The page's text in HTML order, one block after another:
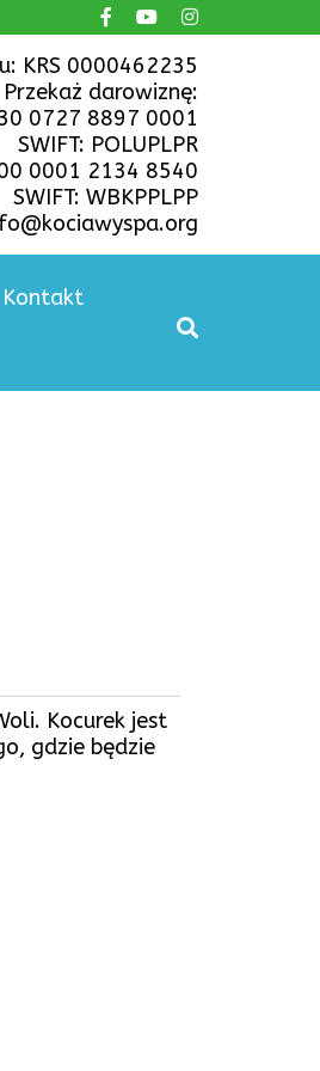
KRS 0000462235
Przekaż darowiznę:
0727 8897 0001
SWIFT: POLUPLPR
0001 2134 8540
SWIFT: WBKPPLPP
Kontakt
Kocurek jest
gdzie będzie